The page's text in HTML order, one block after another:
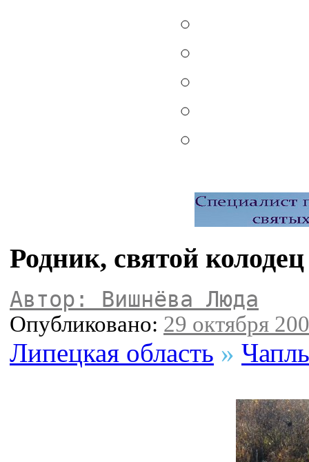
Родник, святой
Автор: Вишнёва Люда
Опубликовано: 29 октября
Липецкая область »